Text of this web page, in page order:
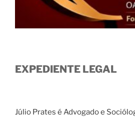
EXPEDIENTE LEGAL
Júlio Prates é Advogado e